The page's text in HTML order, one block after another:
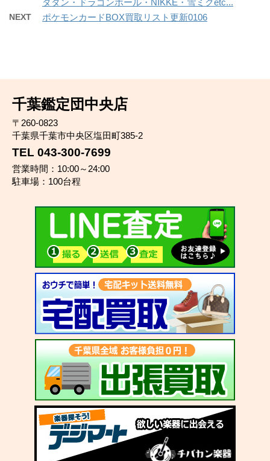
ダダン・ドラゴンボール・NIKKE・雪ミクetc...
NEXT ポケモンカードBOX買取リスト更新0106
千葉鑑定団中央店
〒260-0823
千葉県千葉市中央区塩田町385-2
TEL 043-300-7699
営業時間：10:00～24:00
駐車場：100台程